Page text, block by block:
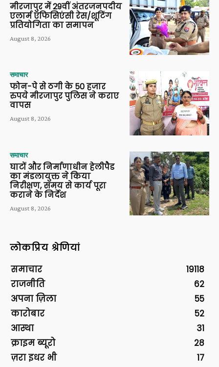
मीरजापुर में 29वीं अंतरजनपदीय
एलार्म एफिसिएंसी रेस/शूटिंग
प्रतियोगिता का समापन
August 8, 2026
समाचार
फोन-पे से ठगी के 50 हजार
रुपये मीरजापुर पुलिस ने कराए
वापस
August 8, 2026
समाचार
घाटों और निर्माणाधीन हेलीपैड
का मंडलायुक्त ने किया
निरीक्षण, समय से कार्य पूरा
कराने के निर्देश
August 8, 2026
लोकप्रिय श्रेणियां
समाचार
19118
राजनीति
62
अपना ज़िला
55
कारोबार
52
आस्था
31
क्राइम ब्यूरो
28
ज़रा इधर भी
17